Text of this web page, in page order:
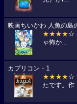
映画ちいかわ 人魚の島
★★★★☆
ゃ怖か...
カプリコン・1
★★★★☆
たです。作...